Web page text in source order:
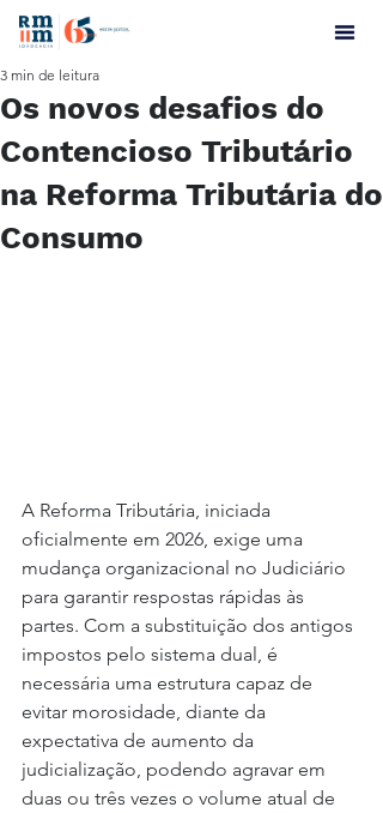
Os novos desafios do
Contencioso Tributário
na Reforma Tributária do
Consumo
3 min de leitura
A Reforma Tributária, iniciada
oficialmente em 2026, exige uma
mudança organizacional no Judiciário
para garantir respostas rápidas às
partes. Com a substituição dos antigos
impostos pelo sistema dual, é
necessária uma estrutura capaz de
evitar morosidade, diante da
expectativa de aumento da
judicialização, podendo agravar em
duas ou três vezes o volume atual de